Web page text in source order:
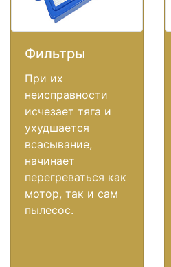
Фильтры
При их
неисправности
исчезает тяга и
ухудшается
всасывание,
начинает
перегреваться как
мотор, так и сам
пылесос.